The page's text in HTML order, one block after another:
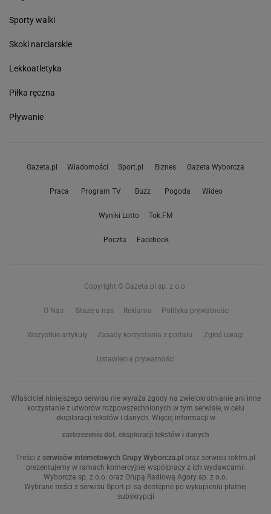
Sporty walki
Skoki narciarskie
Lekkoatletyka
Piłka ręczna
Pływanie
Gazeta.pl Wiadomości Sport.pl Biznes Gazeta Wyborcza
Praca Program TV Buzz Pogoda Wideo
Wyniki Lotto Tok.FM
Poczta Facebook
Copyright © Gazeta.pl sp. z o.o.
O Nas Staże u nas Reklama Polityka prywatności
Wszystkie artykuły Zasady korzystania z portalu Zgłoś uwagi
Ustawienia prywatności
Właściciel niniejszego serwisu nie wyraża zgody na zwielokrotnianie ani inne
korzystanie z utworów rozpowszechnionych w tym serwisie, w celu
eksploracji tekstów i danych. Więcej informacji w
zastrzeżeniu dot. eksploracji tekstów i danych
Treści z serwisów internetowych Grupy Wyborcza.pl oraz serwisu tokfm.pl
prezentujemy w ramach komercyjnej współpracy z ich wydawcami:
Wyborcza sp. z o.o. oraz Grupą Radiową Agory sp. z o.o.
Wybrane treści z serwisu Sport.pl są dostępne po wykupieniu płatnej
subskrypcji